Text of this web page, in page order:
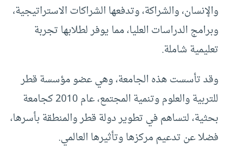
والإنسان، والشراكة، وتدفعها الشراكات الاستراتيجية،
وبرامج الدراسات العليا، مما يوفر لطلابها تجربة
تعليمية شاملة.
وقد تأسست هذه الجامعة، وهي عضو مؤسسة قطر
للتربية والعلوم وتنمية المجتمع، عام 2010 كجامعة
بحثية، لتساهم في تطوير دولة قطر والمنطقة بأسرها،
فضلا عن تدعيم مركزها وتأثيرها العالمي.